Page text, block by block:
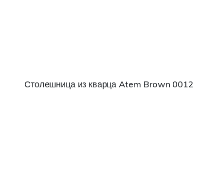
Столешница из кварца Atem Brown 0012